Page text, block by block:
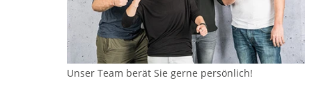
Unser Team berät Sie gerne persönlich!